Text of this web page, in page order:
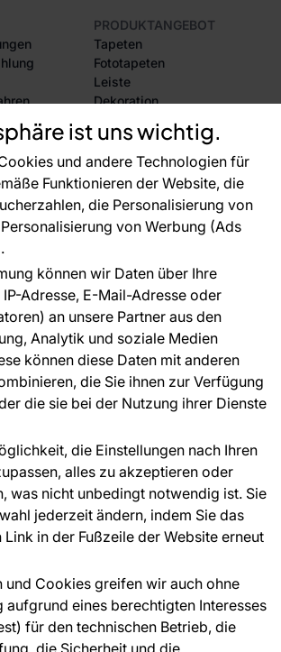
ist uns wichtig.
und andere Technologien für
Funktionieren der Website, die
die Personalisierung von
von Werbung (Ads
können wir Daten über Ihre
Adresse, E-Mail-Adresse oder
an unsere Partner aus den
Analytik und soziale Medien
können diese Daten mit anderen
die Sie ihnen zur Verfügung
die sie bei der Nutzung ihrer Dienste
die Einstellungen nach Ihren
alles zu akzeptieren oder
was nicht unbedingt notwendig ist. Sie
jederzeit ändern, indem Sie das
Link in der Fußzeile der Website erneut
und Cookies greifen wir auch ohne
aufgrund eines berechtigten Interesses
für den technischen Betrieb, die
die Sicherheit und die
PRODUKTANGEBOT
Tapeten
Fototapeten
Leiste
Dekoration
Selbstklebende Folien
Zubehör
Tapetenmuster
ÜBER DAS UNTERNEHMEN
Wir helfen Ihnen gerne weiter
geleistet von: